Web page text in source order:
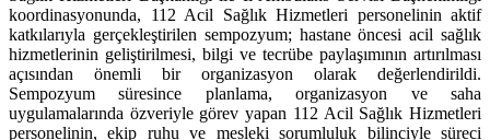
koordinasyonunda, 112 Acil Sağlık Hizmetleri personelinin aktif
katkılarıyla gerçekleştirilen sempozyum; hastane öncesi acil sağlık
hizmetlerinin geliştirilmesi, bilgi ve tecrübe paylaşımının artırılması
açısından önemli bir organizasyon olarak değerlendirildi.
Sempozyum süresince planlama, organizasyon ve saha
uygulamalarında özveriyle görev yapan 112 Acil Sağlık Hizmetleri
personelinin, ekip ruhu ve mesleki sorumluluk bilinciyle süreci